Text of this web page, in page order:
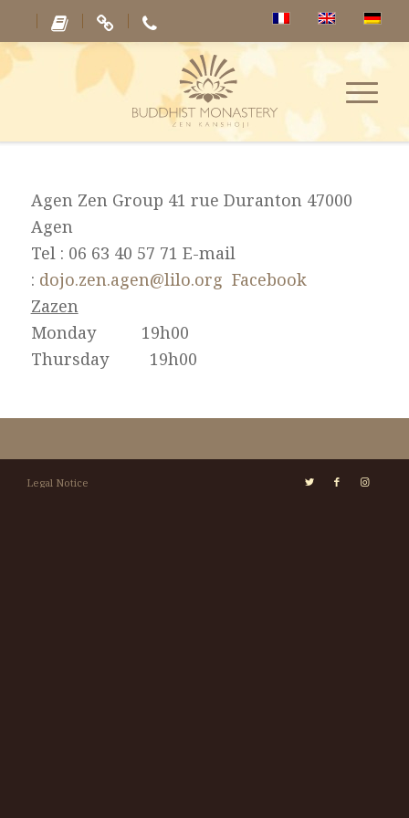
Agen Zen Group 41 rue Duranton 47000
Agen
Tel : 06 63 40 57 71 E-mail
: dojo.zen.agen@lilo.org Facebook
Zazen
Monday 19h00
Thursday 19h00
Legal Notice